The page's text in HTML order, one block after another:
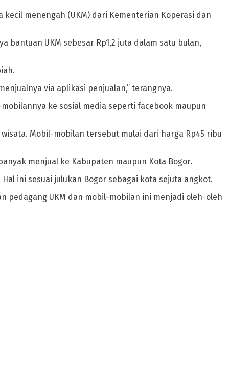
menengah (UKM) dari Kementerian Koperasi dan
UKM sebesar Rp1,2 juta dalam satu bulan,
via aplikasi penjualan,” terangnya.
ke sosial media seperti facebook maupun
Mobil-mobilan tersebut mulai dari harga Rp45 ribu
menjual ke Kabupaten maupun Kota Bogor.
ini sesuai julukan Bogor sebagai kota sejuta angkot.
pedagang UKM dan mobil-mobilan ini menjadi oleh-oleh